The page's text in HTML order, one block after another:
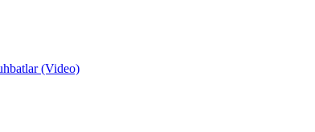
(Video)